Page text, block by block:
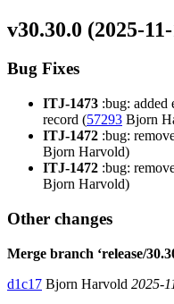
v30.30.0 (2025-
Bug Fixes
ITJ-1473 :bug: added
record (57293 Bjorn
ITJ-1472 :bug:
Bjorn Harvold)
ITJ-1472 :bug:
Bjorn Harvold)
Other changes
Merge branch ‘release/
d1c17 Bjorn Harvold 2025-